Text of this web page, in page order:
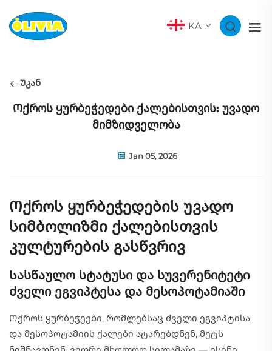
KA
Უკან
Ოქროს ყურბეჭედები ქალებისთვის: უვადო
მიმზიდველობა
Jan 05, 2026
Ოქროს ყურბეჭედების უვადო
სიმბოლიზმი ქალებისთვის
კულტურების გასწვრივ
Სასწაულო სტატუსი და სუვერენიტეტი
ძველი ეგვიპტესა და მესოპოტამიაში
Ოქროს ყურბეჭეები, რომლებსაც ძველი ეგვიპტისა
და მესოპოტამიის ქალები ატარებდნენ, მეტს